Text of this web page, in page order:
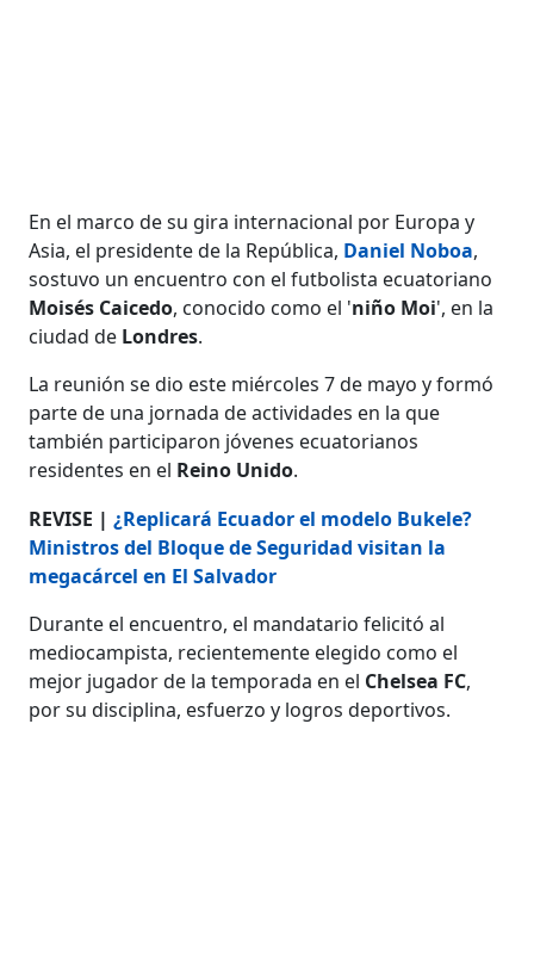
En el marco de su gira internacional por Europa y
Asia, el presidente de la República, Daniel Noboa,
sostuvo un encuentro con el futbolista ecuatoriano
Moisés Caicedo, conocido como el 'niño Moi', en la
ciudad de Londres.
La reunión se dio este miércoles 7 de mayo y formó
parte de una jornada de actividades en la que
también participaron jóvenes ecuatorianos
residentes en el Reino Unido.
REVISE |¿Replicará Ecuador el modelo Bukele?
Ministros del Bloque de Seguridad visitan la
megacárcel en El Salvador
Durante el encuentro, el mandatario felicitó al
mediocampista, recientemente elegido como el
mejor jugador de la temporada en el Chelsea FC,
por su disciplina, esfuerzo y logros deportivos.